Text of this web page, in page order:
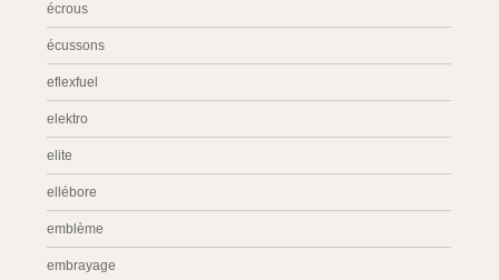
écrous
écussons
eflexfuel
elektro
elite
ellébore
emblème
embrayage